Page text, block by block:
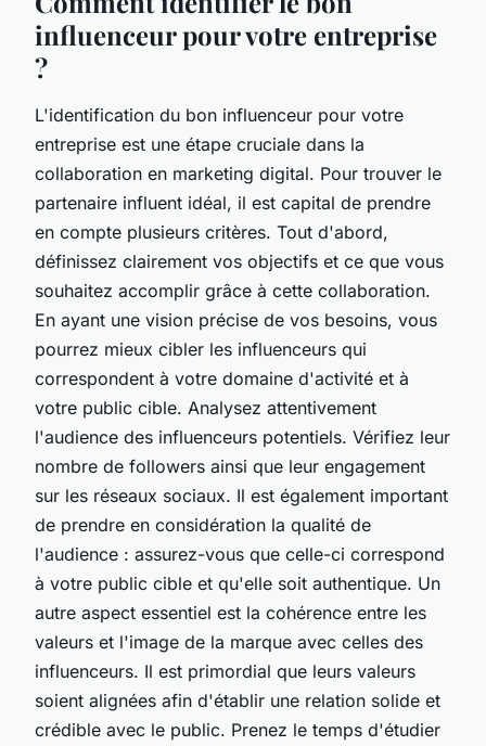
influenceur pour votre entreprise
?
L'identification du bon influenceur pour votre
entreprise est une étape cruciale dans la
collaboration en marketing digital. Pour trouver le
partenaire influent idéal, il est capital de prendre
en compte plusieurs critères. Tout d'abord,
définissez clairement vos objectifs et ce que vous
souhaitez accomplir grâce à cette collaboration.
En ayant une vision précise de vos besoins, vous
pourrez mieux cibler les influenceurs qui
correspondent à votre domaine d'activité et à
votre public cible. Analysez attentivement
l'audience des influenceurs potentiels. Vérifiez leur
nombre de followers ainsi que leur engagement
sur les réseaux sociaux. Il est également important
de prendre en considération la qualité de
l'audience : assurez-vous que celle-ci correspond
à votre public cible et qu'elle soit authentique. Un
autre aspect essentiel est la cohérence entre les
valeurs et l'image de la marque avec celles des
influenceurs. Il est primordial que leurs valeurs
soient alignées afin d'établir une relation solide et
crédible avec le public. Prenez le temps d'étudier